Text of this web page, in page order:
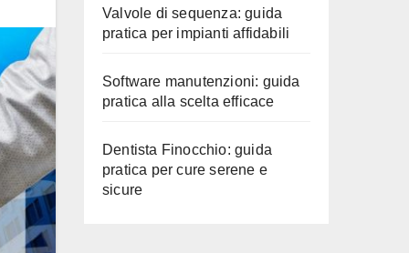
Valvole di sequenza: guida
pratica per impianti affidabili
Software manutenzioni: guida
pratica alla scelta efficace
Dentista Finocchio: guida
pratica per cure serene e
sicure